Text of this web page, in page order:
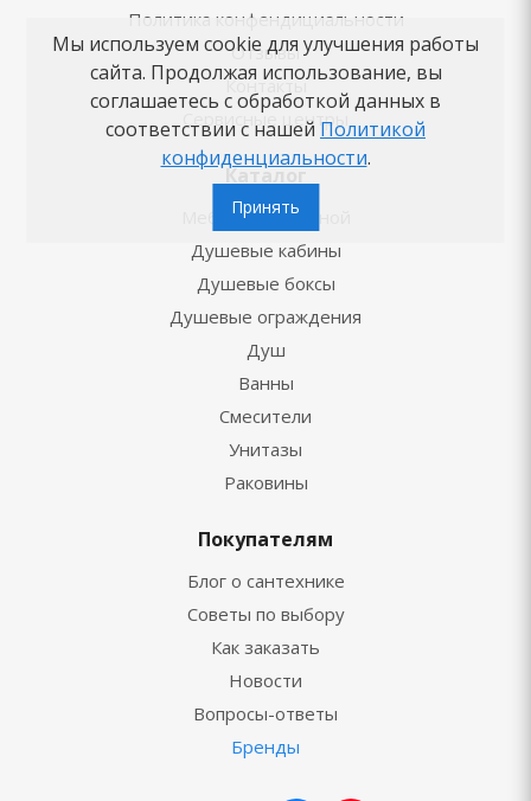
Политика конфендициальности
Отзывы
Контакты
Сервисные центры
Каталог
Мебель для ванной
Душевые кабины
Душевые боксы
Душевые ограждения
Душ
Ванны
Смесители
Унитазы
Раковины
Покупателям
Блог о сантехнике
Советы по выбору
Как заказать
Новости
Вопросы-ответы
Бренды
Мы используем cookie для улучшения работы
сайта. Продолжая использование, вы
соглашаетесь с обработкой данных в
соответствии с нашей Политикой
конфиденциальности.
Принять